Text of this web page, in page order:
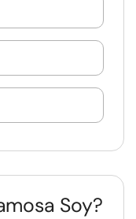
Soy?